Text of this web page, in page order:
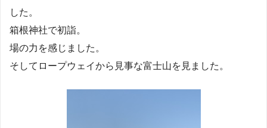
した。
箱根神社で初詣。
場の力を感じました。
そしてロープウェイから見事な富士山を見ました。